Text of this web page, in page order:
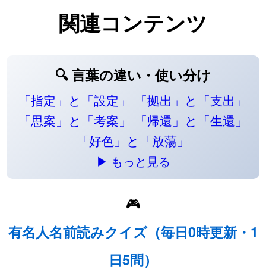
関連コンテンツ
🔍 言葉の違い・使い分け
「指定」と「設定」
「拠出」と「支出」
「思案」と「考案」
「帰還」と「生還」
「好色」と「放蕩」
▶ もっと見る
🎮
有名人名前読みクイズ（毎日0時更新・1
日5問）